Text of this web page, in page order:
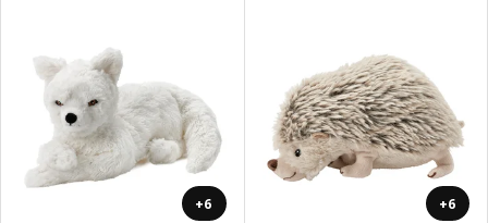
+6 +6